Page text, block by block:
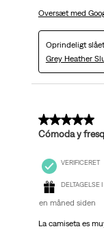
Oversæt med
Oprindeligt
Grey Heather
5 ud af 5
Cómoda y
VERIFICERET
DELTAGELSE I
en måned siden
La camiseta es